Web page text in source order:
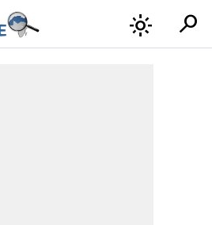
light_mode search